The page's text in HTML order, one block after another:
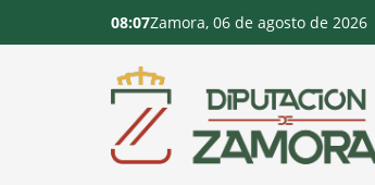
08:07Zamora, 06 de agosto de 2026